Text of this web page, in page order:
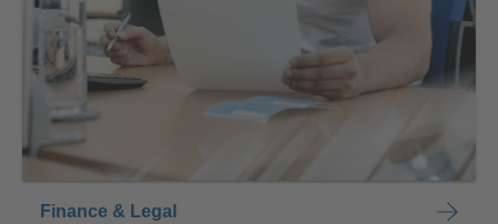
Finance & Legal